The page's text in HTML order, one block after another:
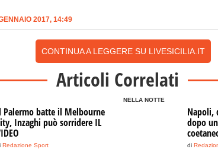
2017, 14:49
CONTINUA A LEGGERE SU LIVESICILIA.IT
Articoli Correlati
Palermo batte il Melbourne
Inzaghi può sorridere IL
Redazione Sport
NELLA NOTTE
Napoli,
dopo
di